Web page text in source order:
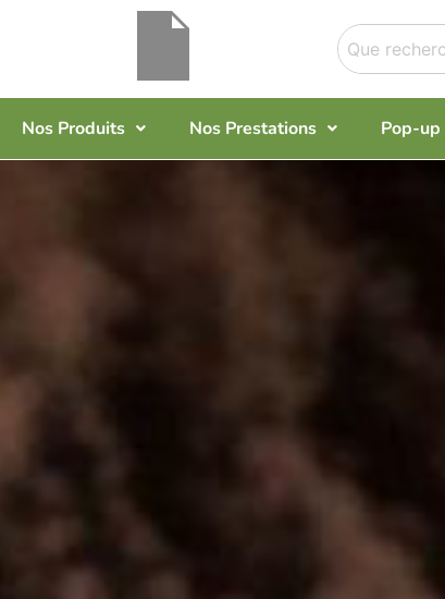
Nos Produits Nos Prestations Pop-up